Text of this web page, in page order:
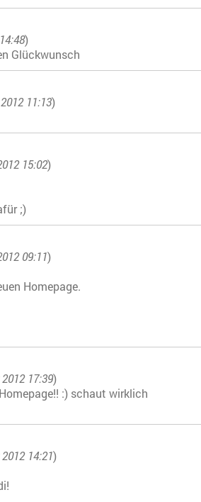
)
Glückwunsch
11:13)
15:02)
;)
09:11)
Homepage.
17:39)
:) schaut wirklich
14:21)